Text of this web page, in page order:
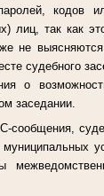
кодов
лиц, так как
не
судебного
о
заседании.
сообщения,
муниципальных